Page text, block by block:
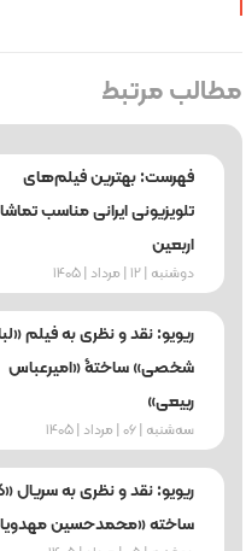
مطالب مرتبط
فهرست: بهترین فیلم‌های
تلویزیونی ایرانی مناسب
اربعین
دوشنبه | 12 | مرداد | 1405
ریویو: نقد و نظری به فیلم
شخصی» ساختۀ «امیرعباس
ربیعی»
ﺳﻪشنبه | 06 | مرداد | 1405
ریویو: نقد و نظری به سریال
ساخته «محمدحسین